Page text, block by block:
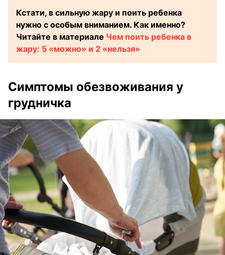
Кстати, в сильную жару и поить ребенка
нужно с особым вниманием. Как именно?
Читайте в материале Чем поить ребенка в
жару: 5 «можно» и 2 «нельзя»
Симптомы обезвоживания у
грудничка